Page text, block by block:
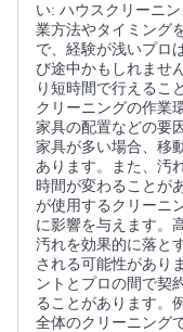
い: ハウスクリーニ
業方法やタイミング
で、経験が浅いプロ
び途中かもしれませ
り短時間で行えるこ
クリーニングの作業
家具の配置などの要
家具が多い場合、移
あります。また、汚
時間が変わることが
が使用するクリーニ
に影響を与えます。
汚れを効果的に落と
される可能性があり
ントとプロの間で契
ることがあります。
全体のクリーニング